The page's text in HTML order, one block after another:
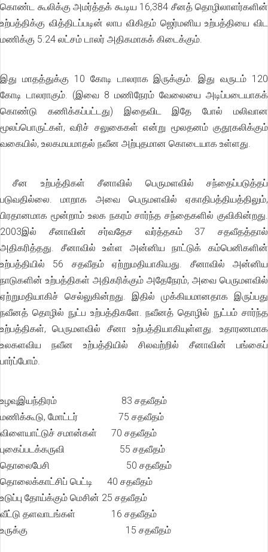
கொண்ட கூலிக்கு அமர்த்தக் கூடிய 16,384 சீனத் தொழிலாளர்களின்
உற்பத்திக்கு வித்திடப்படின் லாப விகிதம் ஜெர்மனிய உற்பத்தியை விட
மணிக்கு 5.24 லட்சம் டாலர் அதிகமாகக் கிடைக்கும்.
இது மாதத்துக்கு 10 கோடி டாலராக இருக்கும். இது வருடம் 120
கோடி டாலராகும். (இவை 8 மணிநேரம் வேலையை அடிப்படையாகக்
கொண்டு கணிக்கப்பட்டது) இதைவிட இதே போல் மலிவான
மூலப்பொருட்கள், வரிச் சலுகைகள் என்று மூலதனம் குதூகலிக்கும்
வகையில், உலகமயமாதல் நவீன அற்புதமான கொடையாக உள்ளது.
சீன உற்பத்திகள் சீனாவில் பெருமளவில் சந்தைப்படுத்தப்
படுவதில்லை. மாறாக அவை பெருமளவில் ஏகாதிபத்தியத்திலும்,
பிரதானமாக மூன்றாம் உலக நகரம் சார்ந்த சந்தைகளில் குவிகின்றது.
2003இல் சீனாவின் சர்வதேச வர்த்தகம் 37 சதவீதத்தால்
அதிகரித்தது. சீனாவில் உள்ள அன்னிய நாட்டுக் கம்பெனிகளின்
உற்பத்தியில் 56 சதவீதம் ஏற்றுமதியாகியது. சீனாவில் அன்னிய
நாடுகளின் உற்பத்திகள் அதிகரிக்கும் அதேநேரம், அவை பெருமளவில்
ஏற்றுமதியாகிச் செல்லுகின்றது. இதில் முக்கியமானதாக இருப்பது
நவீனத் தொழில் நுட்ப உற்பத்திகளே. நவீனத் தொழில் நுட்பம் சார்ந்த
உற்பத்திகள், பெருமளவில் சீனா உற்பத்தியாகியுள்ளது. உதாரணமாக
உலகளவிய நவீன உற்பத்தியில் சிலவற்றில் சீனாவின் பங்கைப்
பார்ப்போம்.
உழவுஇயந்திரம் 83 சதவீதம்
மணிக்கூடு, மோட்டர் 75 சதவீதம்
விளையாட்டுச் சமான்கள் 70 சதவீதம்
புகைப்படக்கருவி 55 சதவீதம்
தொலைபேசி 50 சதவீதம்
தொலைக்காட்சிப் பெட்டி 40 சதவீதம்
உடுப்பு தோய்க்கும் மெசின் 25 சதவீதம்
வீட்டு தளவாடங்கள் 16 சதவீதம்
உருக்கு 15 சதவீதம்